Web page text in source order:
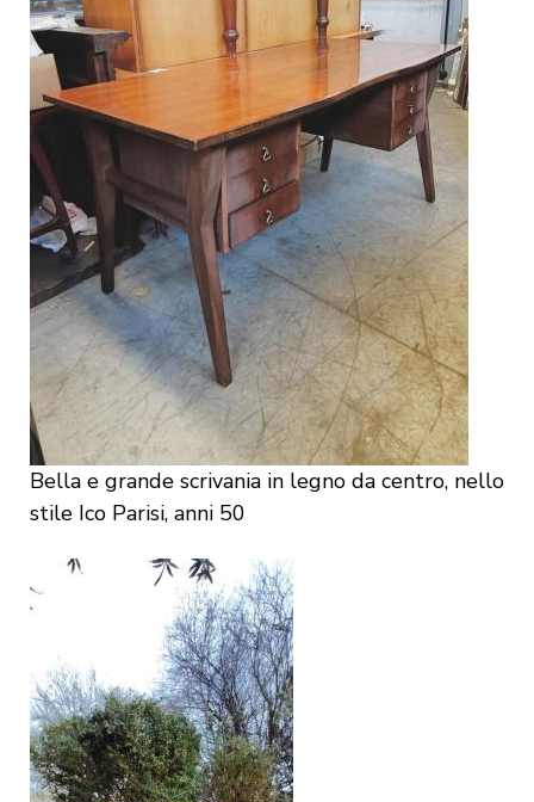
Bella e grande scrivania in legno da centro, nello
stile Ico Parisi, anni 50